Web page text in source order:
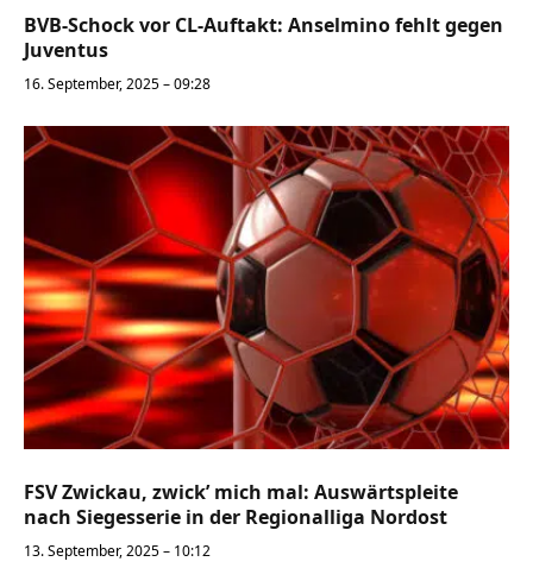
BVB-Schock vor CL-Auftakt: Anselmino fehlt gegen
Juventus
16. September, 2025 – 09:28
FSV Zwickau, zwick’ mich mal: Auswärtspleite
nach Siegesserie in der Regionalliga Nordost
13. September, 2025 – 10:12